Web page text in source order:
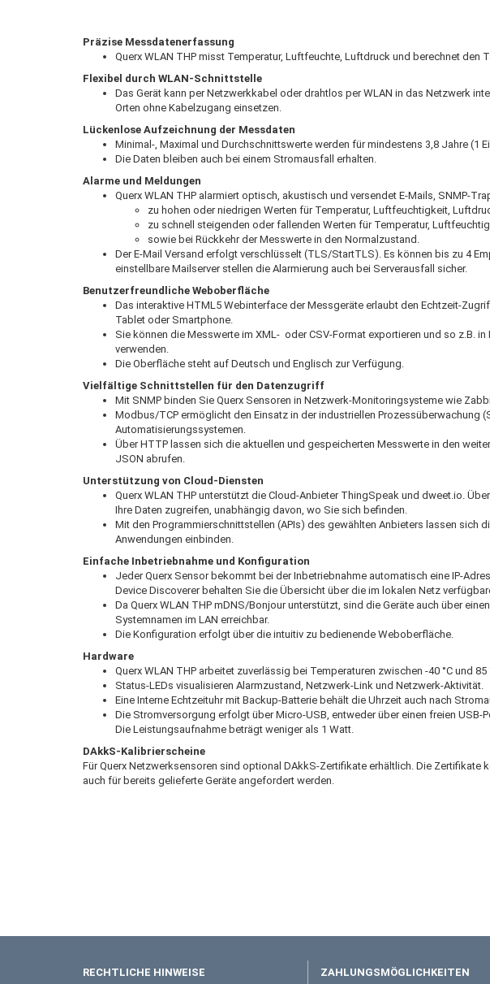
Präzise Messdatenerfassung
Querx WLAN THP misst Temperatur, Luftfeuchte, Luftdruck und berechnet den
Flexibel durch WLAN-Schnittstelle
Das Gerät kann per Netzwerkkabel oder drahtlos per WLAN in das Netzwerk
Orten ohne Kabelzugang einsetzen.
Lückenlose Aufzeichnung der Messdaten
Minimal-, Maximal und Durchschnittswerte werden für mindestens 3,8 Jahre (1
Die Daten bleiben auch bei einem Stromausfall erhalten.
Alarme und Meldungen
Querx WLAN THP alarmiert optisch, akustisch und versendet E-Mails, SNMP-
zu hohen oder niedrigen Werten für Temperatur, Luftfeuchtigkeit,
zu schnell steigenden oder fallenden Werten für Temperatur,
sowie bei Rückkehr der Messwerte in den Normalzustand.
Der E-Mail Versand erfolgt verschlüsselt (TLS/StartTLS). Es können bis zu 4
einstellbare Mailserver stellen die Alarmierung auch bei Serverausfall sicher.
Benutzerfreundliche Weboberfläche
Das interaktive HTML5 Webinterface der Messgeräte erlaubt den Echtzeit-
Tablet oder Smartphone.
Sie können die Messwerte im XML- oder CSV-Format exportieren und so z.B. in
verwenden.
Die Oberfläche steht auf Deutsch und Englisch zur Verfügung.
Vielfältige Schnittstellen für den Datenzugriff
Mit SNMP binden Sie Querx Sensoren in Netzwerk-Monitoringsysteme wie
Modbus/TCP ermöglicht den Einsatz in der industriellen Prozessüberwachung
Automatisierungssystemen.
Über HTTP lassen sich die aktuellen und gespeicherten Messwerte in den
JSON abrufen.
Unterstützung von Cloud-Diensten
Querx WLAN THP unterstützt die Cloud-Anbieter ThingSpeak und dweet.io.
Ihre Daten zugreifen, unabhängig davon, wo Sie sich befinden.
Mit den Programmierschnittstellen (APIs) des gewählten Anbieters lassen sich
Anwendungen einbinden.
Einfache Inbetriebnahme und Konfiguration
Jeder Querx Sensor bekommt bei der Inbetriebnahme automatisch eine IP-
Device Discoverer behalten Sie die Übersicht über die im lokalen Netz
Da Querx WLAN THP mDNS/Bonjour unterstützt, sind die Geräte auch über
Systemnamen im LAN erreichbar.
Die Konfiguration erfolgt über die intuitiv zu bedienende Weboberfläche.
Hardware
Querx WLAN THP arbeitet zuverlässig bei Temperaturen zwischen -40 °C und 85
Status-LEDs visualisieren Alarmzustand, Netzwerk-Link und Netzwerk-Aktivität.
Eine Interne Echtzeituhr mit Backup-Batterie behält die Uhrzeit auch nach
Die Stromversorgung erfolgt über Micro-USB, entweder über einen freien USB-
Die Leistungsaufnahme beträgt weniger als 1 Watt.
DAkkS-Kalibrierscheine
Für Querx Netzwerksensoren sind optional DAkkS-Zertifikate erhältlich. Die Zertifikate
auch für bereits gelieferte Geräte angefordert werden.
RECHTLICHE HINWEISE ZAHLUNGSMÖGLICHKEITEN